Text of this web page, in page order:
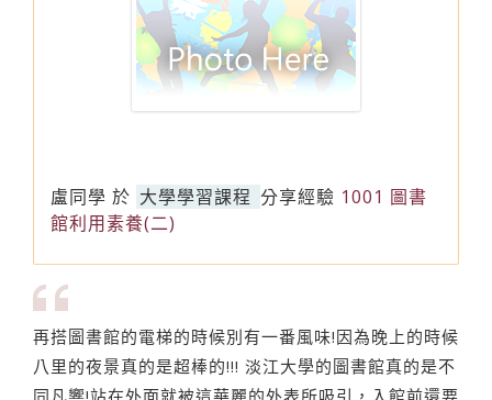
盧同學 於 大學學習課程 分享經驗 1001 圖書
館利用素養(二)
再搭圖書館的電梯的時候別有一番風味!因為晚上的時候
八里的夜景真的是超棒的!!! 淡江大學的圖書館真的是不
同凡響!站在外面就被這華麗的外表所吸引，入館前還要